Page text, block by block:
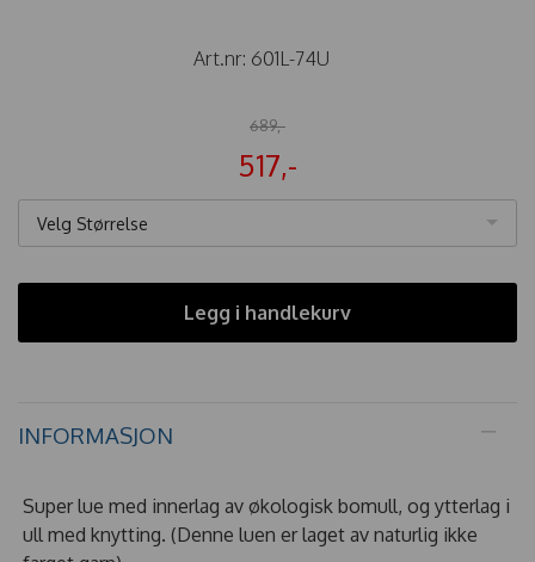
Art.nr: 601L-74U
689,-
517,-
Velg Størrelse
Legg i handlekurv
INFORMASJON
Super lue med innerlag av økologisk bomull, og ytterlag i
ull med knytting. (Denne luen er laget av naturlig ikke